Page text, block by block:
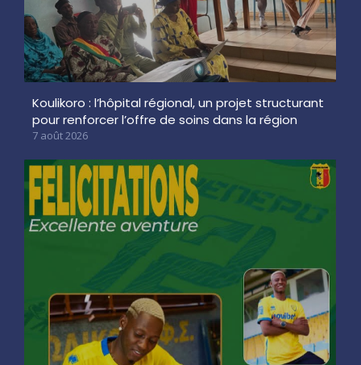
Koulikoro : l’hôpital régional, un projet structurant
pour renforcer l’offre de soins dans la région
7 août 2026